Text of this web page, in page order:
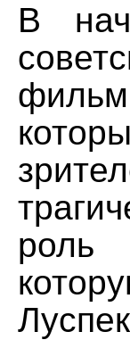
В
роль